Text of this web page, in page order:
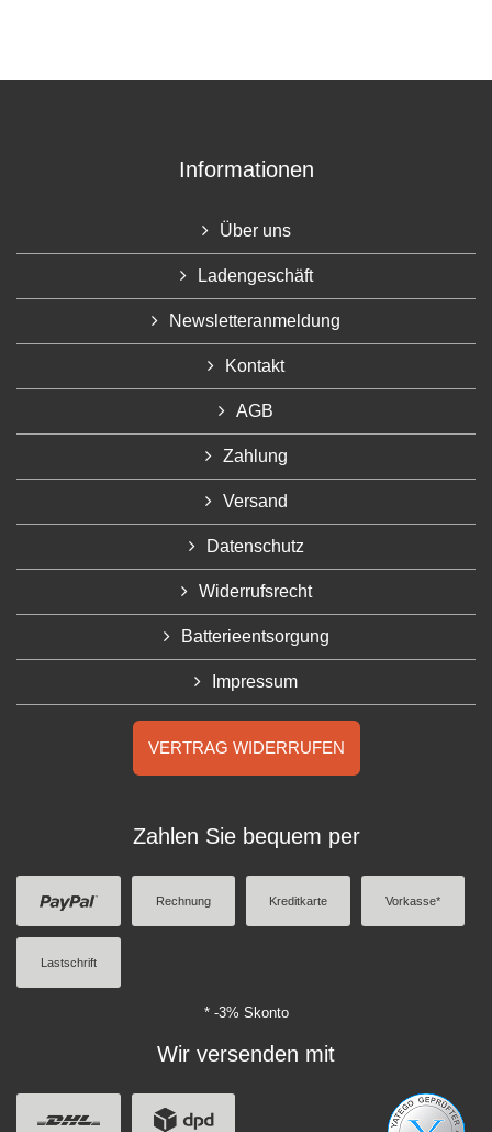
Informationen
Über uns
Ladengeschäft
Newsletteranmeldung
Kontakt
AGB
Zahlung
Versand
Datenschutz
Widerrufsrecht
Batterieentsorgung
Impressum
VERTRAG WIDERRUFEN
Zahlen Sie bequem per
Rechnung Kreditkarte Vorkasse*
Lastschrift
* -3% Skonto
Wir versenden mit